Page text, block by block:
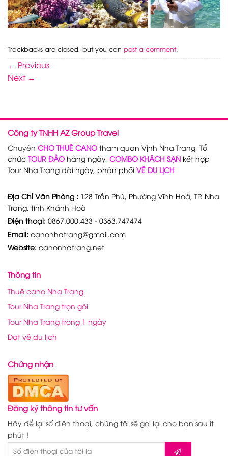
Trackbacks are closed, but you can post a comment.
← Previous
Next →
Công ty TNHH AZ Group Travel
Chuyên CHO THUÊ CANO tham quan Vịnh Nha Trang, Tổ
chức TOUR ĐẢO hằng ngày, COMBO KHÁCH SẠN kết hợp
Tour Nha Trang dài ngày, phân phối VÉ DU LỊCH
Địa Chỉ Văn Phòng : 128 Trần Phú, Phường Vĩnh Hoà, TP. Nha
Trang, tỉnh Khánh Hoà
Điện thoại: 0867.000.433 - 0363.747474
Email: canonhatrang@gmail.com
Website: canonhatrang.net
Thông tin
Thuê cano Nha Trang
Tour Nha Trang trọn gói
Tour Nha Trang trong 1 ngày
Đặt vé du lịch
Chứng nhận
Đăng ký thông tin tư vấn
Hãy để lại số điện thoại, chúng tôi sẽ gọi lại cho bạn sau ít
phút !